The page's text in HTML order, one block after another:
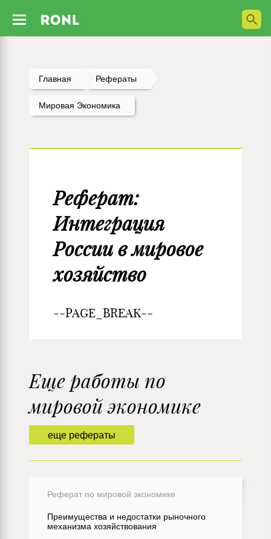
Главная Рефераты
Мировая Экономика
Реферат:
Интеграция
России в мировое
хозяйство
--PAGE_BREAK--
еще рефераты
Еще работы по
мировой экономике
Реферат по мировой экономике
Преимущества и недостатки рыночного
механизма хозяйствования